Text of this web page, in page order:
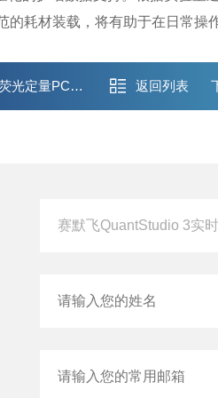
的耗材装载，将有助于在日常
PCR仪现货 返回列表